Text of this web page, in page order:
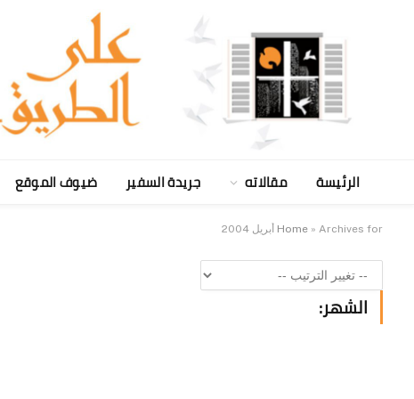
الرئيسة مقالاته جريدة السفير ضيوف الموقع
Home » Archives for أبريل 2004
الشهر: